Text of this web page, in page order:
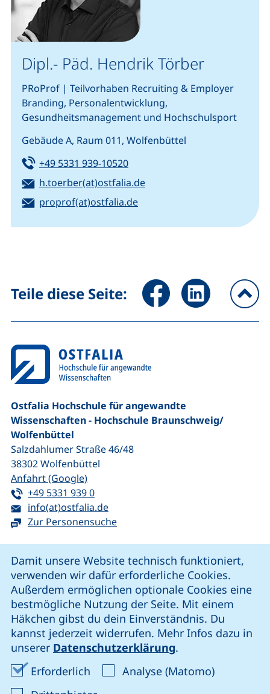
Damit unsere Website technisch funktioniert,
verwenden wir dafür erforderliche Cookies.
Außerdem ermöglichen optionale Cookies eine
bestmögliche Nutzung der Seite. Mit einem
Häkchen gibst du dein Einverständnis. Du
kannst jederzeit widerrufen. Mehr Infos dazu in
unserer Datenschutzerklärung.
Erforderlich Erforderliche Cookies akzeptieren
Analyse (Matomo)Analyse-
Dipl.- Päd. Hendrik Törber
PRoProf | Teilvorhaben Recruiting & Employer
Branding, Personalentwicklung,
Gesundheitsmanagement und Hochschulsport
Gebäude A, Raum 011, Wolfenbüttel
Tel:
+49 5331 939-10520(startet einen Telefonanruf,
E-Mail:
h.toerber(at)ostfalia.de(öffnet Ihr E-Mail-
E-Mail:
proprof​(at)​ostfalia.de(externer Link, öffnet neues
Teile diese Seite: Seite über Facebook teilen
Seite über
Ostfalia Hochschule für angewandte
Wissenschaften - Hochschule Braunschweig/​
Wolfenbüttel
Salzdahlumer Straße 46/48
38302Wolfenbüttel
Anfahrt (Google)(externer Link, öffnet neues Fenster)
Tel:
+49 5331 939 0(startet einen Telefonanruf, wenn Ihr
E-Mail:
info(at)ostfalia.de(öffnet Ihr E-Mail-Programm)
Zur Personensuche
unsere Facebook-Seite (externer Link, öffnet neues
unsere LinkedIn-Seite (externer Link, öffnet
unsere Instagram-Seite (externer Link,
unsere YouTube-Seite (externer
Cookie-Einstellungen
Impressum
Datenschutz